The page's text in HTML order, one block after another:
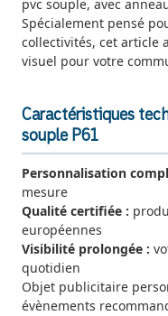
pvc souple, avec
Spécialement pensé
collectivités, cet article
visuel pour votre
Caractéristiques
souple P61
Personnalisation
mesure
Qualité certifiée :
européennes
Visibilité prolongée :
quotidien
Objet publicitaire
évènements